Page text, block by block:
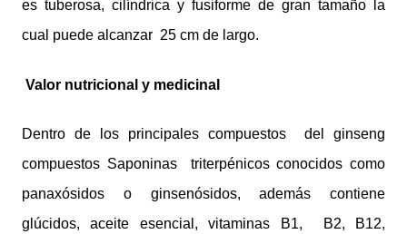
es tuberosa, cilíndrica y fusiforme de gran tamaño la
cual puede alcanzar 25 cm de largo.
Valor nutricional y medicinal
Dentro de los principales compuestos
del ginseng
compuestos Saponinas
triterpénicos conocidos como
panaxósidos o ginsenósidos, además contiene
glúcidos, aceite esencial, vitaminas B1,
B2, B12,